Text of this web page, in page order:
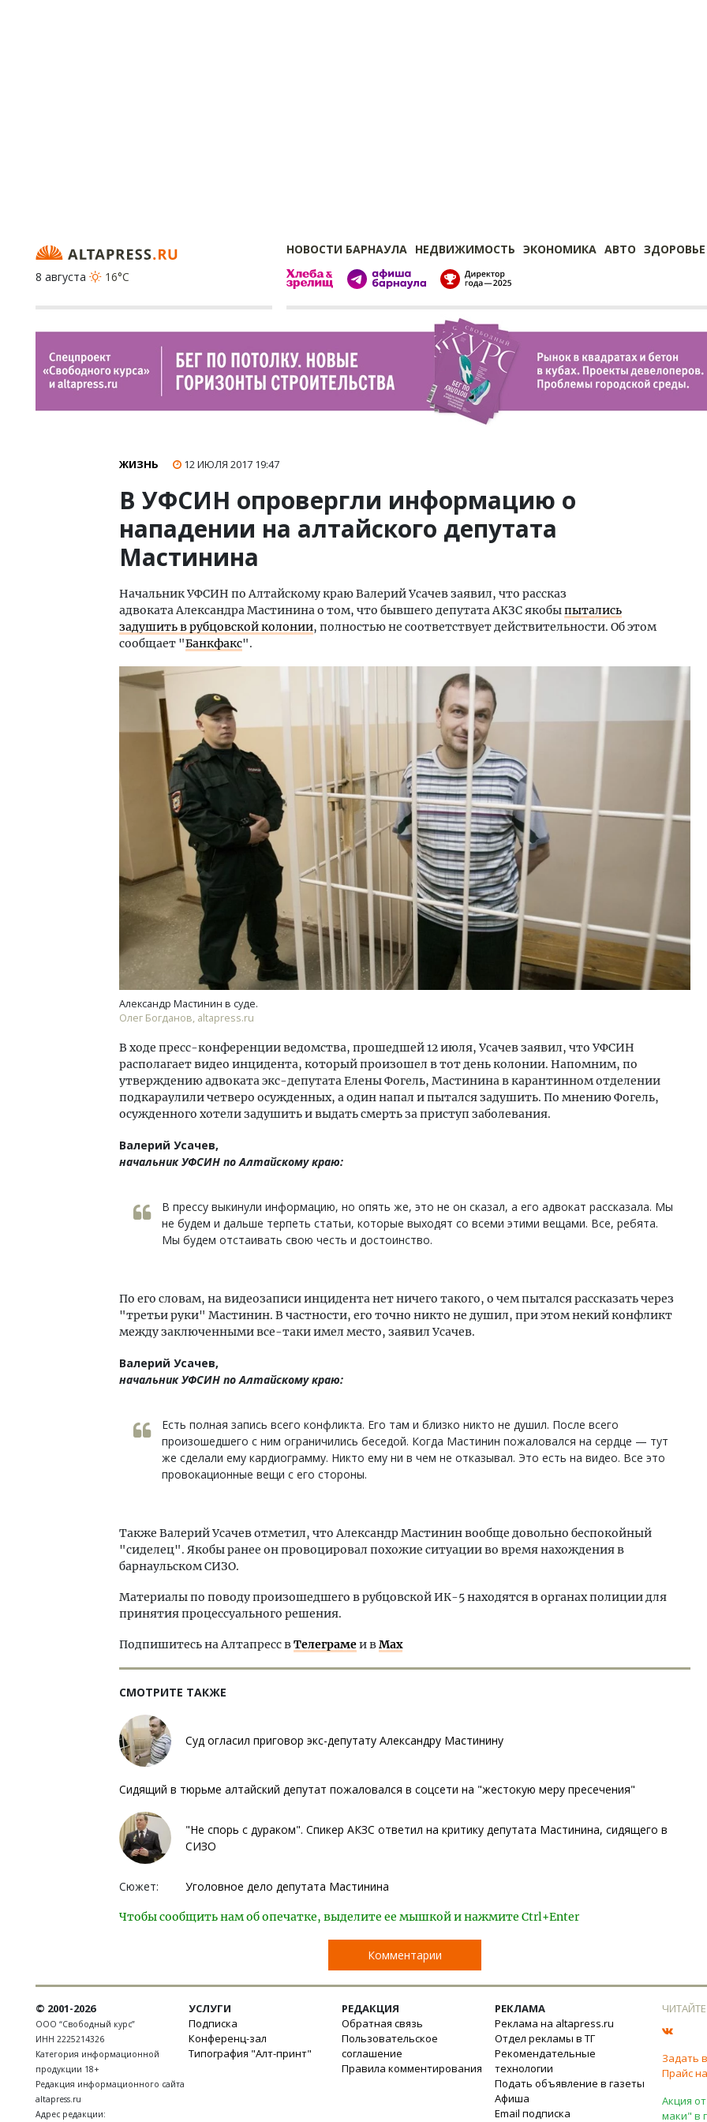
НОВОСТИ БАРНАУЛА НЕДВИЖИМОСТЬ ЭКОНОМИКА АВТО ЗДОРОВЬЕ
8 августа
16°C
ЖИЗНЬ 12 ИЮЛЯ 2017 19:47
В УФСИН опровергли информацию о
нападении на алтайского депутата
Мастинина
Начальник УФСИН по Алтайскому краю Валерий Усачев заявил, что рассказ
адвоката Александра Мастинина о том, что бывшего депутата АКЗС якобыпытались
задушить в рубцовской колонии, полностью не соответствует действительности. Об этом
сообщает "Банкфакс".
Александр Мастинин в суде.
Олег Богданов, altapress.ru
В ходе пресс-конференции ведомства, прошедшей 12 июля, Усачев заявил, что УФСИН
располагает видео инцидента, который произошел в тот день колонии. Напомним, по
утверждению адвоката экс-депутата Елены Фогель, Мастинина в карантинном отделении
подкараулили четверо осужденных, а один напал и пытался задушить. По мнению Фогель,
осужденного хотели задушить и выдать смерть за приступ заболевания.
Валерий Усачев,
начальник УФСИН по Алтайскому краю:
В прессу выкинули информацию, но опять же, это не он сказал, а его адвокат рассказала. Мы
не будем и дальше терпеть статьи, которые выходят со всеми этими вещами. Все, ребята.
Мы будем отстаивать свою честь и достоинство.
По его словам, на видеозаписи инцидента нет ничего такого, о чем пытался рассказать через
"третьи руки" Мастинин. В частности, его точно никто не душил, при этом некий конфликт
между заключенными все-таки имел место, заявил Усачев.
Валерий Усачев,
начальник УФСИН по Алтайскому краю:
Есть полная запись всего конфликта. Его там и близко никто не душил. После всего
произошедшего с ним ограничились беседой. Когда Мастинин пожаловался на сердце — тут
же сделали ему кардиограмму. Никто ему ни в чем не отказывал. Это есть на видео. Все это
провокационные вещи с его стороны.
Также Валерий Усачев отметил, что Александр Мастинин вообще довольно беспокойный
"сиделец". Якобы ранее он провоцировал похожие ситуации во время нахождения в
барнаульском СИЗО.
Материалы по поводу произошедшего в рубцовской ИК-5 находятся в органах полиции для
принятия процессуального решения.
Подпишитесь на Алтапресс вТелеграмеи вMax
СМОТРИТЕ ТАКЖЕ
Суд огласил приговор экс-депутату Александру Мастинину
Сидящий в тюрьме алтайский депутат пожаловался в соцсети на "жестокую меру пресечения"
"Не спорь с дураком". Спикер АКЗС ответил на критику депутата Мастинина, сидящего в
СИЗО
Сюжет: Уголовное дело депутата Мастинина
Чтобы сообщить нам об опечатке, выделите ее мышкой и нажмите Ctrl+Enter
Комментарии
Архитектурный код начинается с
земли. Мощение крупноформатными
плитами становится новым
стандартом благоустройства
СТРОИТЕЛЬСТВО
Смелость архитектурных идей.
Генеральный директор компании
ЗИАС — об эстетике городов,
трендах в фасадах и развитии рынка
СТРОИТЕЛЬСТВО
Ищем новые берега.
«Жилищной инициативы»
Гатилов — о том, как
оставаться на плаву,
штормит
СТРОИТЕЛЬСТВО
© 2001-2026
ООО “Свободный курс”
ИНН 2225214326
Категория информационной
продукции 18+
Редакция информационного сайта
altapress.ru
Адрес редакции:
УСЛУГИ
Подписка
Конференц-зал
Типография "Алт-принт"
РЕДАКЦИЯ
Обратная связь
Пользовательское
соглашение
Правила комментирования
РЕКЛАМА
Реклама на altapress.ru
Отдел рекламы в ТГ
Рекомендательные
технологии
Подать объявление в газеты
Афиша
Email подписка
Задать
Прайс
Акция
маки" в